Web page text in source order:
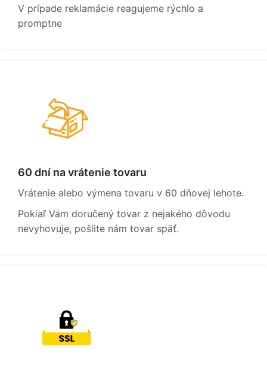
V prípade reklamácie reagujeme rýchlo a
promptne
60 dní na vrátenie tovaru
Vrátenie alebo výmena tovaru v 60 dňovej lehote.
Pokiaľ Vám doručený tovar z nejakého dôvodu
nevyhovuje, pošlite nám tovar späť.